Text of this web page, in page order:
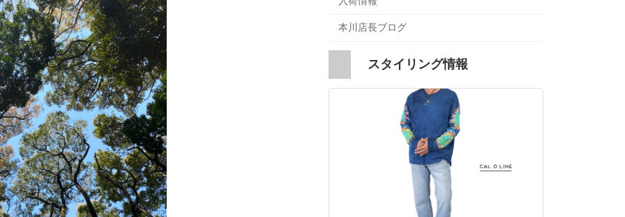
本川店長ブログ
スタイリング情報